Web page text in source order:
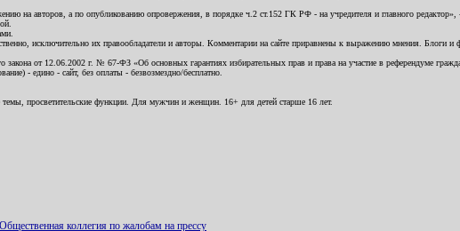
на авторов, а по опубликованию опровержения, в порядке ч.2 ст.152 ГК РФ - на учредителя и главного редактор», -
исключительно их правообладатели и авторы. Комментарии на сайте приравнены к выражению мнения. Блоги
от 12.06.2002 г. № 67-ФЗ «Об основных гарантиях избирательных прав и права на участие в референдуме
- едино - сайт, без оплаты - безвозмездно/бесплатно.
просветительские функции. Для мужчин и женщин. 16+ для детей старше 16 лет.